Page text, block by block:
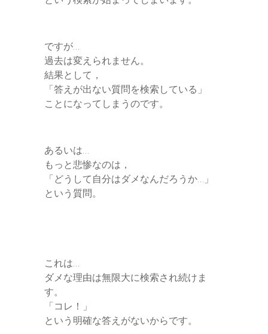
ですが…
過去は変えられません。
結果として，
「答えが出ない質問を検索している」
ことになってしまうのです。
あるいは…
もっと悲惨なのは，
「どうして自分はダメなんだろうか…」
という質問。
これは…
ダメな理由は無限大に検索され続けま
す。
「コレ！」
という明確な答えがないからです。